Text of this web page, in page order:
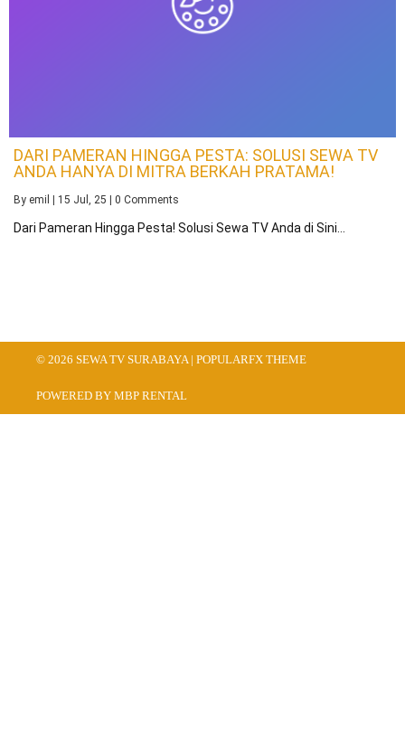
DARI PAMERAN HINGGA PESTA: SOLUSI SEWA TV
ANDA HANYA DI MITRA BERKAH PRATAMA!
By emil | 15 Jul, 25 | 0 Comments
Dari Pameran Hingga Pesta! Solusi Sewa TV Anda di Sini…
© 2026 SEWA TV SURABAYA | POPULARFX THEME
POWERED BY MBP RENTAL